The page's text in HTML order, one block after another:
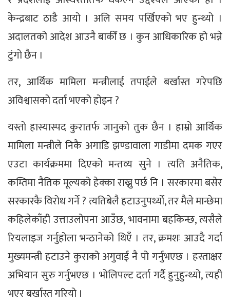
केन्द्रबाट ठाडै आयो । अलि समय पर्खिएको भए हुन्थ्यो ।
अदालतको आदेश आउनै बाकीँ छ । कुन आधिकारिक हो भन्ने
टुंगो छैन ।
तर, आर्थिक मामिला मन्त्रीलाई तपाईले बर्खास्त गरेपछि
अविश्वासको दर्ता भएको होइन ?
यस्तो हास्यास्पद कुरातर्फ जानुको तुक छैन । हाम्रो आर्थिक
मामिला मन्त्रीले निकै अगाडि झण्डावाला गाडीमा दमक गएर
एउटा कार्यक्रममा दिएको मन्तव्य सुने । त्यति अनैतिक,
कम्तिमा नैतिक मूल्यको हेक्का राख्नु पर्छ नि । सरकारमा बसेर
सरकारकै विरोध गर्ने ? त्यतिबेलै हटाउनुपर्थ्यो, तर मैले मान्छेमा
कहिलेकाँही उत्ताउलोपना आउँछ, भावनामा बहकिन्छ, त्यसैले
रियलाइज गर्नुहोला भन्ठानेको थिएँ । तर, क्रमशः आउदै गर्दा
मुख्यमन्त्री हटाउने कुराको अगुवाई नै पो गर्नुभएछ । हस्ताक्षर
अभियान सुरु गर्नुभएछ । भोलिपल्ट दर्ता गर्दै हुनुहुन्थ्यो, त्यही
भएर बर्खास्त गरियो ।